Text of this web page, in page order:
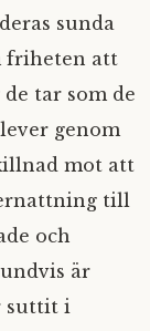
sunda
friheten att
tar som de
genom
mot att
till
och
är
suttit i